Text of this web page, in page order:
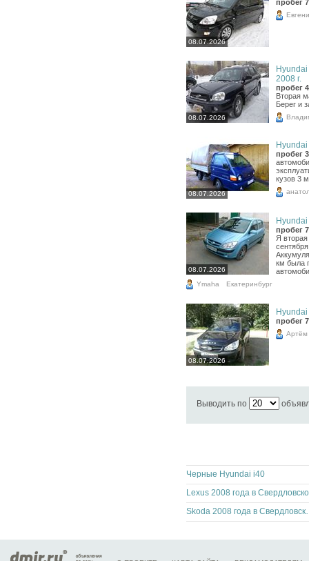
08.07.2026
пробег
08.07.2026
2008 г.
пробег
Вторая
Берег и
08.07.2026
Hyundai
пробег
кузов 3
08.07.2026
Hyundai
пробег
Я
км была
Ymaha Екатеринбург
08.07.2026
Hyundai
пробег
Артём
Выводить по
Черные Hyundai i40
Skoda